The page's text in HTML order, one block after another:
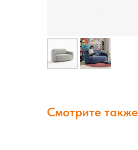
Смотрите также